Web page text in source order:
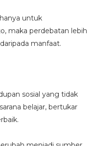
untuk
maka perdebatan lebih
manfaat.
sosial yang tidak
belajar, bertukar